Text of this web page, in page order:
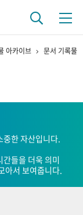
자들
아카이브 문서 기록물
중한 자산입니다.
들을 더욱 의미
아서 보여줍니다.